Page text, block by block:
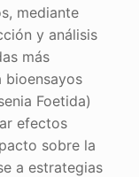
mediante
y análisis
más
bioensayos
Foetida)
efectos
sobre la
a estrategias